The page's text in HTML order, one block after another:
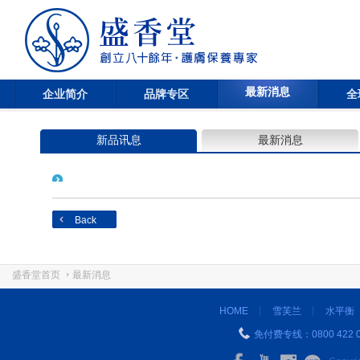
企业简介 品牌专区 最新消息 全
新品讯息 最新消息
Back
盛香堂首页 最新消息
HOME 雪芙兰 水平衡
免付费专线：0800 422